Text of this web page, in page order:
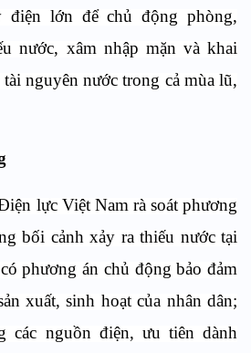
điện lớn để chủ động phòng,
nước, xâm nhập mặn và khai
nguyên nước trong cả mùa lũ,
lực Việt Nam rà soát phương
bối cảnh xảy ra thiếu nước tại
phương án chủ động bảo đảm
xuất, sinh hoạt của nhân dân;
các nguồn điện, ưu tiên dành